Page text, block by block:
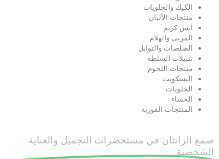
الكيك والحلويات
منتجات الألبان
آيس كريم
المربى والهلام
الصلصات والتوابل
تتبيلات السلطة
منتجات اللحوم
البسكويت
الحلويات
الحساء
المنتجات الفورية
صمغ الزانثان في مستحضرات التجميل والعناية
الشخصية